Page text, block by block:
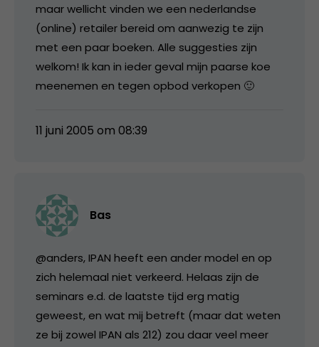
maar wellicht vinden we een nederlandse
(online) retailer bereid om aanwezig te zijn
met een paar boeken. Alle suggesties zijn
welkom! Ik kan in ieder geval mijn paarse koe
meenemen en tegen opbod verkopen 🙂
11 juni 2005 om 08:39
Bas
@anders, IPAN heeft een ander model en op
zich helemaal niet verkeerd. Helaas zijn de
seminars e.d. de laatste tijd erg matig
geweest, en wat mij betreft (maar dat weten
ze bij zowel IPAN als 212) zou daar veel meer